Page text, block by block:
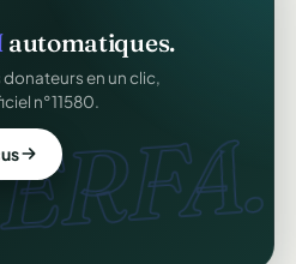
automatiques.
en un clic,
n°11580.
en ligne.
reçu fiscal instantané
% gratuit.